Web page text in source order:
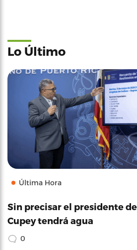
Lo Último
Última Hora
Sin precisar el presidente
Cupey tendrá agua
0